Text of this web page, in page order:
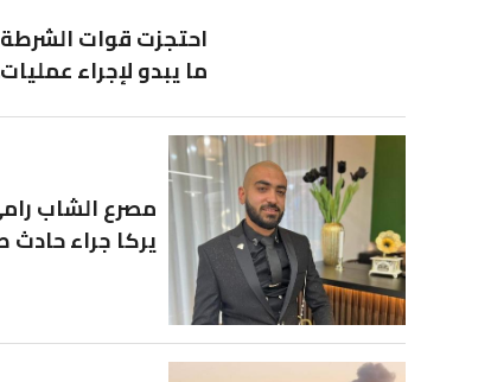
ما يبدو لإجراء
مصرع الشاب
يركا جراء